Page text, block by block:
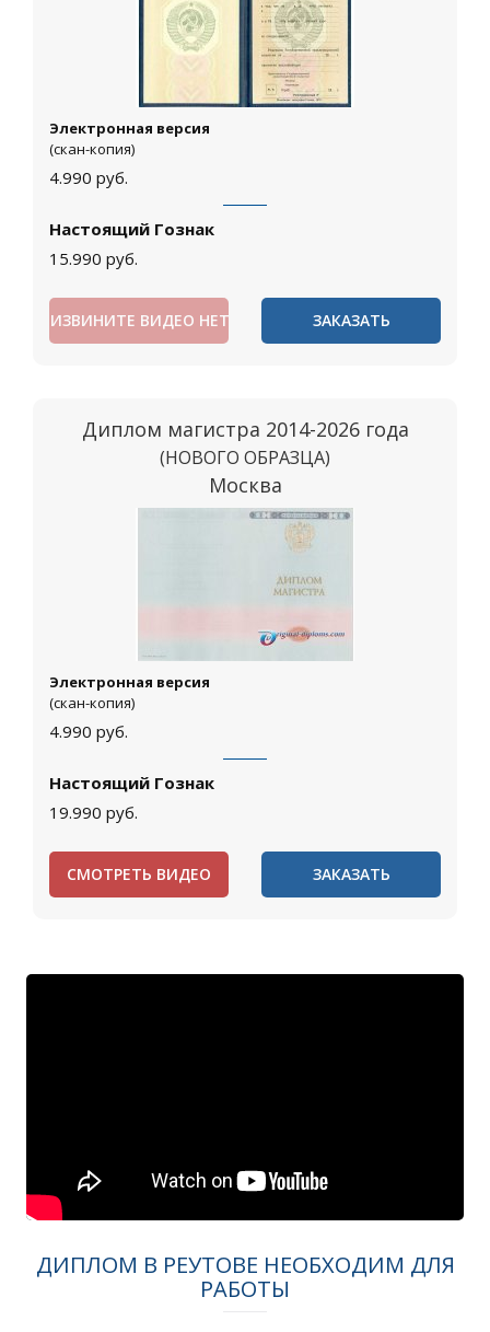
Электронная версия
(скан-копия)
4.990 руб.
Настоящий Гознак
15.990 руб.
ИЗВИНИТЕ ВИДЕО НЕТ ЗАКАЗАТЬ
Диплом магистра 2014-2026 года
(НОВОГО ОБРАЗЦА)
Москва
Электронная версия
(скан-копия)
4.990 руб.
Настоящий Гознак
19.990 руб.
СМОТРЕТЬ ВИДЕО ЗАКАЗАТЬ
ДИПЛОМ В РЕУТОВЕ НЕОБХОДИМ ДЛЯ
РАБОТЫ